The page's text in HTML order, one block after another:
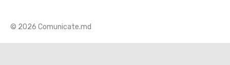
© 2026 Comunicate.md